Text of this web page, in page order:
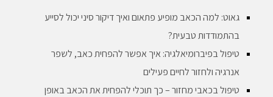
גאוט: למה הכאב מופיע פתאום ואיך דיקור סיני יכול לסייע
בהתמודדות טבעית?
טיפול בפיברומיאלגיה: איך אפשר להפחית כאב, לשפר
אנרגיה ולחזור לחיים פעילים
טיפול בכאבי מחזור – כך תוכלי להפחית את הכאב באופן